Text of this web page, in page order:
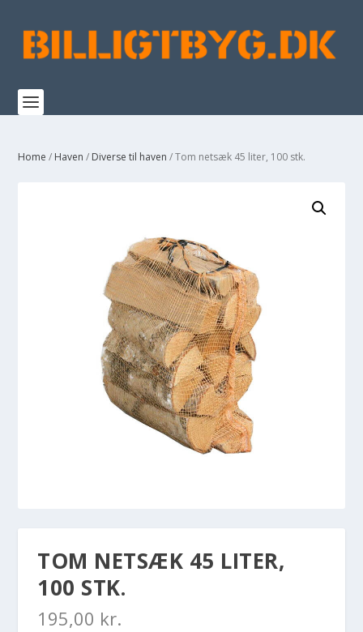
Home / Haven / Diverse til haven / Tom netsæk 45 liter, 100 stk.
TOM NETSÆK 45 LITER,
100 STK.
195,00 kr.